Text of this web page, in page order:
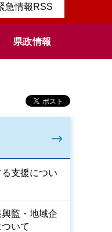
急情報RSS
県政情報
支援につい
監・地域企
いて